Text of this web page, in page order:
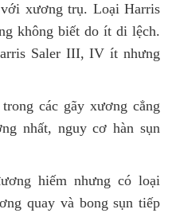
xương trụ. Loại Harris
không biết do ít di lệch.
Saler III, IV ít nhưng
các gãy xương cẳng
nhất, nguy cơ hàn sụn
hiếm nhưng có loại
quay và bong sụn tiếp